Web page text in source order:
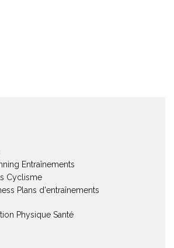
Entraînements
Cyclisme
Plans d'entraînements
Physique Santé